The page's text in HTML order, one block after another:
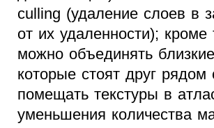
culling (удаление слоев в
от их удаленности); кроме
можно объединять
которые стоят друг рядом
помещать текстуры в
уменьшения количества